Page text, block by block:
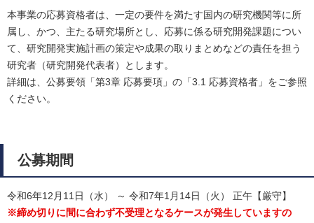
本事業の応募資格者は、一定の要件を満たす国内の研究機関等に所
属し、かつ、主たる研究場所とし、応募に係る研究開発課題につい
て、研究開発実施計画の策定や成果の取りまとめなどの責任を担う
研究者（研究開発代表者）とします。
詳細は、公募要領「第3章 応募要項」の「3.1 応募資格者」をご参照
ください。
公募期間
令和6年12月11日（水） ～ 令和7年1月14日（火） 正午【厳守】
※締め切りに間に合わず不受理となるケースが発生していますの